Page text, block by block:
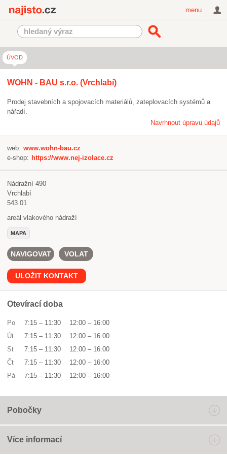
menu
ÚVOD
WOHN - BAU s.r.o. (Vrchlabí)
Prodej stavebních a spojovacích materiálů, zateplovacích systémů a
nářadí.
Navrhnout úpravu údajů
web: www.wohn-bau.cz
e-shop: https://www.nej-izolace.cz
Nádražní 490
Vrchlabí
543 01
areál vlakového nádraží
MAPA
NAVIGOVAT VOLAT
ULOŽIT KONTAKT
Otevírací doba
Po 7:15 – 11:30 12:00 – 16:00
Út
7:15 – 11:30 12:00 – 16:00
St
7:15 – 11:30 12:00 – 16:00
Čt
7:15 – 11:30 12:00 – 16:00
Pá
7:15 – 11:30 12:00 – 16:00
Pobočky
Více informací